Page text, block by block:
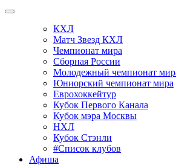
КХЛ
Матч Звезд КХЛ
Чемпионат мира
Сборная России
Молодежный чемпионат
Юниорский чемпионат мира
Еврохоккейтур
Кубок Первого Канала
Кубок мэра Москвы
НХЛ
Кубок Стэнли
#Список клубов
Афиша